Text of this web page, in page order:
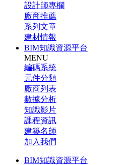
設計師專欄
廠商推薦
系列文章
建材情報
BIM知識資源平台
MENU
編碼系統
元件分類
廠商列表
數據分析
知識影片
課程資訊
建築名師
加入我們
BIM知識資源平台